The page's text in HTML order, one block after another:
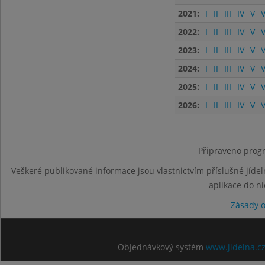
2021:
I II III IV V
2022:
I II III IV V
2023:
I II III IV V
2024:
I II III IV V
2025:
I II III IV V
2026:
I II III IV V
Připraveno
Veškeré publikované informace jsou vlastnictvím příslušné
aplikace do
Zásady
Objednávkový systém www.jidelna.cz